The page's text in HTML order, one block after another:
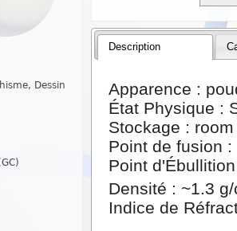
Dessin
Description
Apparence :
État Physique :
Stockage :
Point de fusion :
Point
Densité : ~1.3
Indice de